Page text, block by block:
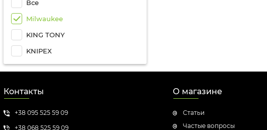
Все
Milwaukee
KING TONY
KNIPEX
Контакты
+38 095 525 59 09
+38 068 525 59 09
О магазине
Статьи
Частые вопросы